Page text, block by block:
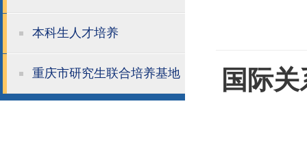
本科生人才培养
重庆市研究生联合培养基地 国际